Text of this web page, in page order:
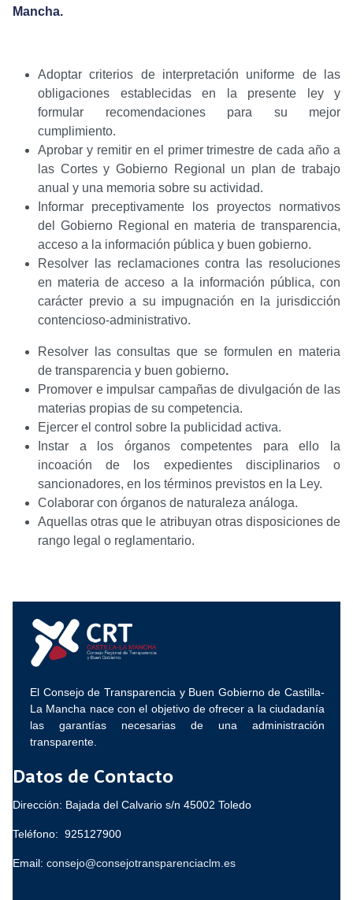
Mancha.
Adoptar criterios de interpretación uniforme de las
obligaciones establecidas en la presente ley y
formular recomendaciones para su mejor
cumplimiento.
Aprobar y remitir en el primer trimestre de cada año a
las Cortes y Gobierno Regional un plan de trabajo
anual y una memoria sobre su actividad.
Informar preceptivamente los proyectos normativos
del Gobierno Regional en materia de transparencia,
acceso a la información pública y buen gobierno.
Resolver las reclamaciones contra las resoluciones
en materia de acceso a la información pública, con
carácter previo a su impugnación en la jurisdicción
contencioso-administrativo.
Resolver las consultas que se formulen en materia
de transparencia y buen gobierno.
Promover e impulsar campañas de divulgación de las
materias propias de su competencia.
Ejercer el control sobre la publicidad activa.
Instar a los órganos competentes para ello la
incoación de los expedientes disciplinarios o
sancionadores, en los términos previstos en la Ley.
Colaborar con órganos de naturaleza análoga.
Aquellas otras que le atribuyan otras disposiciones de
rango legal o reglamentario.
El Consejo de Transparencia y Buen Gobierno de Castilla-
La Mancha nace con el objetivo de ofrecer a la ciudadanía
las garantías necesarias de una administración
transparente.
Datos de Contacto
Dirección: Bajada del Calvario s/n 45002 Toledo
Teléfono: 925127900
Email: consejo@consejotransparenciaclm.es